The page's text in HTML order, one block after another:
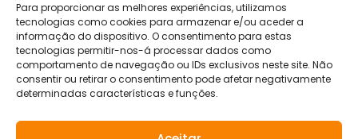
Para proporcionar as melhores experiências, utilizamos
tecnologias como cookies para armazenar e/ou aceder a
informação do dispositivo. O consentimento para estas
tecnologias permitir-nos-á processar dados como
comportamento de navegação ou IDs exclusivos neste site. Não
consentir ou retirar o consentimento pode afetar negativamente
determinadas características e funções.
Canal de ética
Aviso legal
Política de privacidad